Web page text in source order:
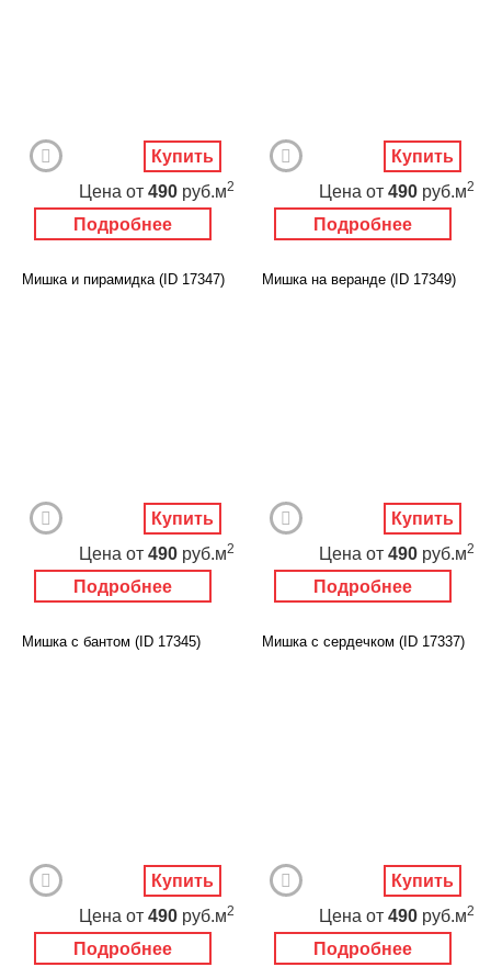
Подробнее
Цена от 490 руб.м2
Купить
Подробнее
Цена от 490 руб.м2
Купить
Мишка и пирамидка (ID 17347)
Подробнее
Цена от 490 руб.м2
Купить
Мишка на веранде (ID 17349)
Подробнее
Цена от 490 руб.м2
Купить
Мишка с бантом (ID 17345)
Подробнее
Цена от 490 руб.м2
Купить
Мишка с сердечком (ID 17337)
Подробнее
Цена от 490 руб.м2
Купить